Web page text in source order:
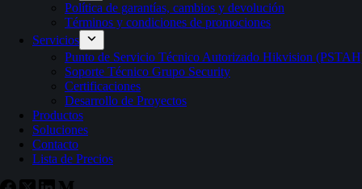
Política de garantías, cambios y devolución
Términos y condiciones de promociones
Servicios
Punto de Servicio Técnico Autorizado Hikvision
Soporte Técnico Grupo Security
Certificaciones
Desarrollo de Proyectos
Productos
Soluciones
Contacto
Lista de Precios